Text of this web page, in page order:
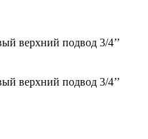
верхний подвод 3/4’’
верхний подвод 3/4’’